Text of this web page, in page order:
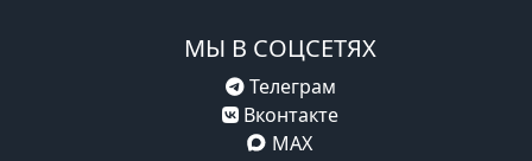
МЫ В СОЦСЕТЯХ
Телеграм
Вконтакте
MAX